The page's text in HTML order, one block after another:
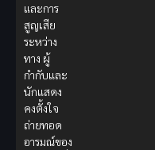
และการ
สูญเสีย
ระหว่าง
ทาง ผู้
กำกับและ
นักแสดง
คงตั้งใจ
ถ่ายทอด
อารมณ์ของ